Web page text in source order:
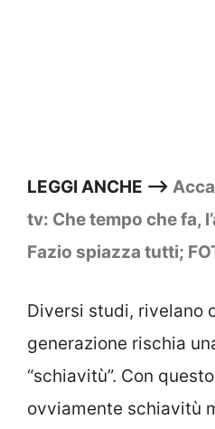
LEGGI ANCHE –>
tv: Che tempo che fa,
Fazio spiazza tutti;
Diversi studi, rivelano
generazione rischia
“schiavitù”. Con
ovviamente schiavitù